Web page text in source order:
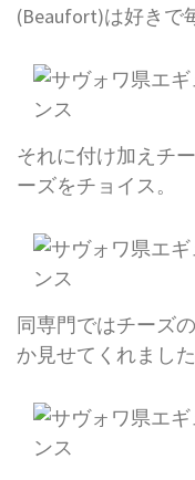
(Beaufort)は好きで
それに付け加えチ
ーズをチョイス。
同専門ではチーズ
か見せてくれました